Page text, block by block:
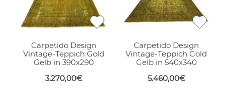
Carpetido Design
Vintage-Teppich Gold
Gelb in 390x290
3.270,00€
Carpetido Design
Vintage-Teppich Gold
Gelb in 540x340
5.460,00€